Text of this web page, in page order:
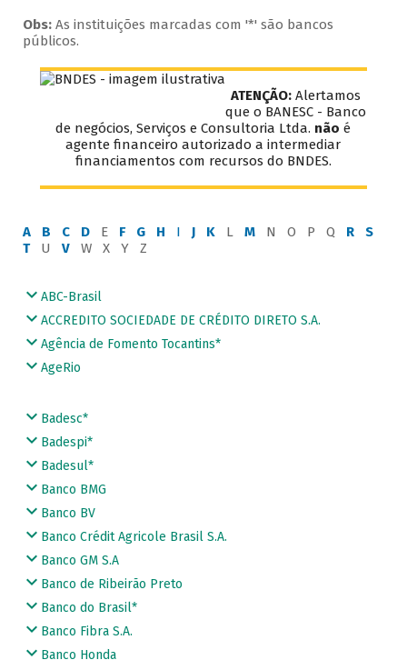
Obs: As instituições marcadas com '*' são bancos
públicos.
ATENÇÃO: Alertamos
que o BANESC - Banco
de negócios, Serviços e Consultoria Ltda. não é
agente financeiro autorizado a intermediar
financiamentos com recursos do BNDES.
A B C DE F G H I J KL MN O P Q R
S
TU VW X Y Z
ABC-Brasil
ACCREDITO SOCIEDADE DE CRÉDITO DIRETO S.A.
Agência de Fomento Tocantins*
AgeRio
Badesc*
Badespi*
Badesul*
Banco BMG
Banco BV
Banco Crédit Agricole Brasil S.A.
Banco GM S.A
Banco de Ribeirão Preto
Banco do Brasil*
Banco Fibra S.A.
Banco Honda